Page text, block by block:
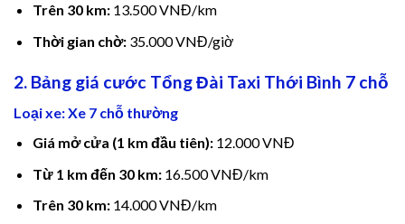
panel
panel
Trên 30 km:13.500 VNĐ/km
Thời gian chờ:35.000 VNĐ/giờ
2. Bảng giá cước Tổng Đài Taxi Thới Bình 7 chỗ
Loại xe: Xe 7 chỗ thường
Giá mở cửa (1 km đầu tiên):12.000 VNĐ
Từ 1 km đến 30 km:16.500 VNĐ/km
Trên 30 km:14.000 VNĐ/km